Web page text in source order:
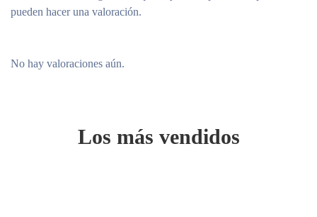
No hay valoraciones aún.
pueden hacer una valoración.
Los más vendidos